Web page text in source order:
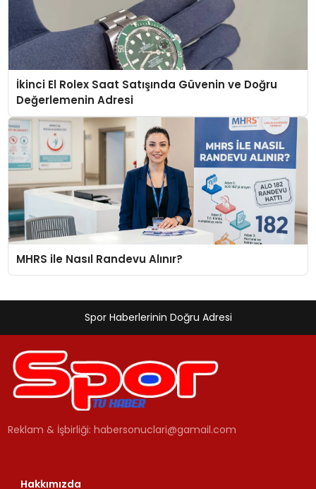
İkinci El Rolex Saat Satışında Güvenin ve Doğru
Değerlemenin Adresi
MHRS ile Nasıl Randevu Alınır?
Spor Haberlerinin Doğru Adresi
Reklam & İşbirliği:habersonuclari@gamail.com
Hakkımızda